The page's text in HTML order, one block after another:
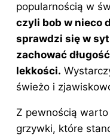
k
popularnością w
czyli bob w nieco
sprawdzi się w
zachować
lekkości.
świeżo i
Z pewnością
grzywki, które